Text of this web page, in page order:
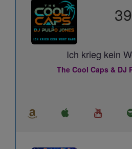
39
Ich krieg kein
The Cool Caps & DJ